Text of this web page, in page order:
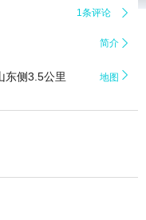
1条评论 
简介 
东侧3.5公里 地图 